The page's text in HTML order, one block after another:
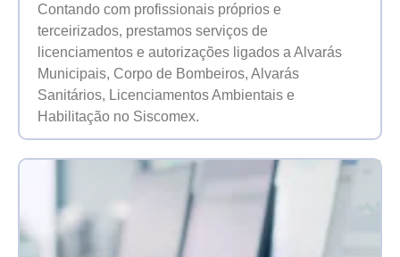
Contando com profissionais próprios e
terceirizados, prestamos serviços de
licenciamentos e autorizações ligados a Alvarás
Municipais, Corpo de Bombeiros, Alvarás
Sanitários, Licenciamentos Ambientais e
Habilitação no Siscomex.